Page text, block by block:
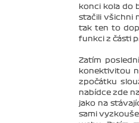
konci kola do
stačili všichni
tak ten to
funkci z části
Zatím
konektivitou
zpočátku
nabídce zde
jako na
sami